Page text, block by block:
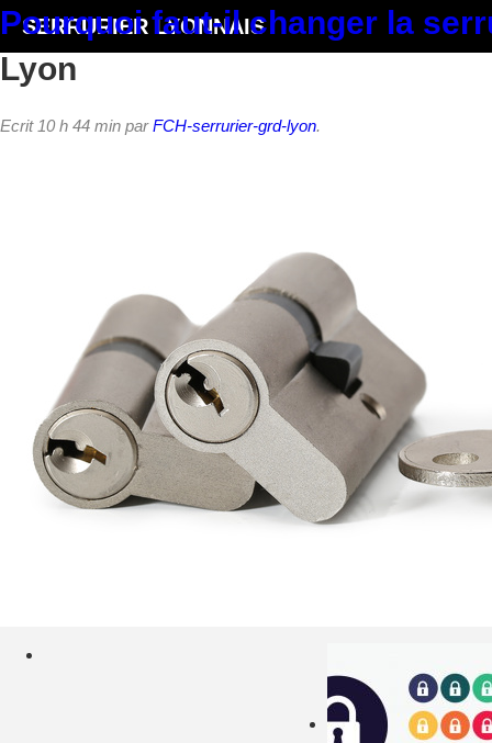
SERRURIER LYONNAIS
Pourquoi faut-il changer la
Lyon
Ecrit 10 h 44 min parFCH-serrurier-grd-lyon.